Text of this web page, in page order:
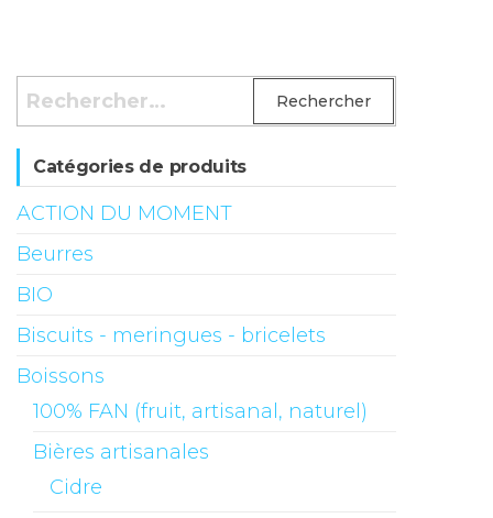
Rechercher :
Catégories de produits
ACTION DU MOMENT
Beurres
BIO
Biscuits - meringues - bricelets
Boissons
100% FAN (fruit, artisanal, naturel)
Bières artisanales
Cidre